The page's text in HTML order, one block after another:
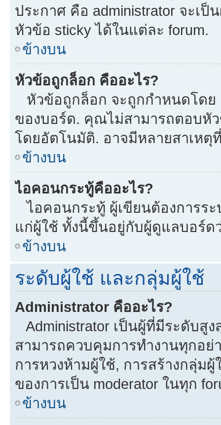
ประกาศ คือ administrator จะเ
หัวข้อ sticky ได้ในแต่ละ forum.
ข้างบน
หัวข้อถูกล็อก คืออะไร?
หัวข้อถูกล็อก จะถูกกำหนดโดย
ของบอร์ด. คุณไม่สามารถตอบหั
โดยอัตโนมัติ. อาจมีหลายสาเหตุ
ข้างบน
ไอคอนกระทู้คืออะไร?
ไอคอนกระทู้ ผู้เขียนต้องการร
แก่ผู้ใช้ ทั้งนี้ขึ้นอยู่กับผู้ดูแลบอร์ด
ข้างบน
ระดับผู้ใช้ และกลุ่มผู้ใช้
Administrator คืออะไร?
Administrator เป็นผู้ที่มีระดับสู
สามารถควบคุมการทำงานทุกอย่
การหวงห้ามผู้ใช้, การสร้างกลุ่ม
ของการเป็น moderator ในทุก
ข้างบน